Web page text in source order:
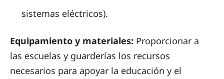
sistemas eléctricos).
Equipamiento y materiales: Proporcionar a
las escuelas y guarderías los recursos
necesarios para apoyar la educación y el